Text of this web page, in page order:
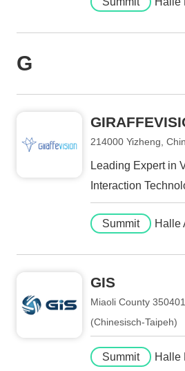
G
214000 Yizheng,
Leading Expert in
Interaction
Summit Halle
GIS
Miaoli County
(Chinesisch-Taipeh)
Summit Halle